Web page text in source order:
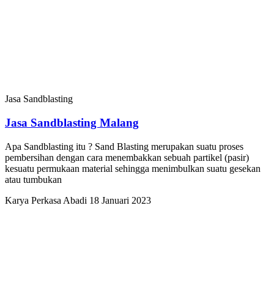
Jasa Sandblasting
Jasa Sandblasting Malang
Apa Sandblasting itu ? Sand Blasting merupakan suatu proses
pembersihan dengan cara menembakkan sebuah partikel (pasir)
kesuatu permukaan material sehingga menimbulkan suatu gesekan
atau tumbukan
Karya Perkasa Abadi 18 Januari 2023